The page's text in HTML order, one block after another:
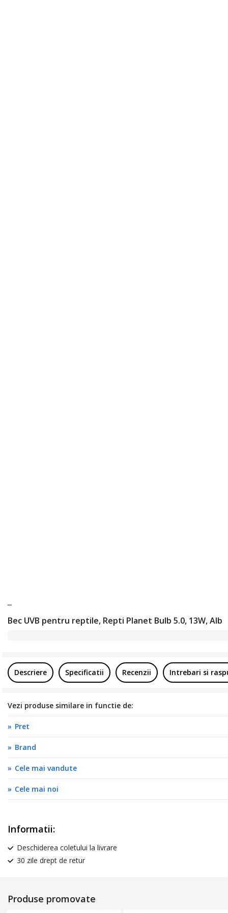
Bec UVB pentru reptile, Repti Planet Bulb 5.0, 13W, Alb
Informatii:
Deschiderea coletului la livrare
30 zile drept de retur
Descriere Specificatii Recenzii Intrebari si
Vezi produse similare in functie de:
Pret
Brand
Cele mai vandute
Cele mai noi
Produse promovate